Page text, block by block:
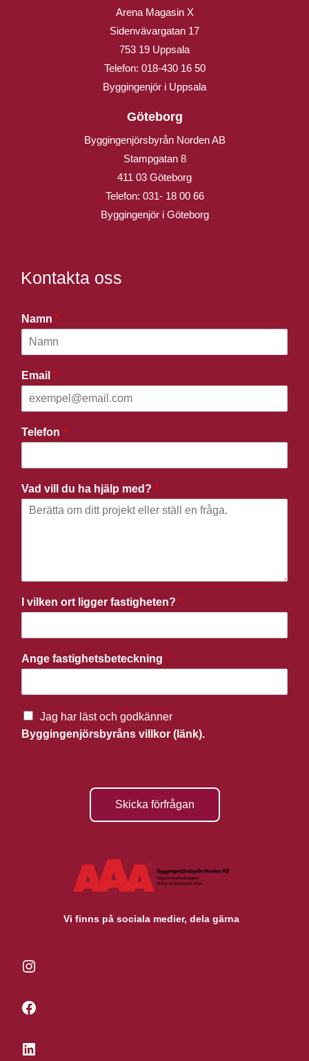
Arena Magasin X
Sidenvävargatan 17
753 19 Uppsala
Telefon: 018-430 16 50
Byggingenjör i Uppsala
Göteborg
Byggingenjörsbyrån Norden AB
Stampgatan 8
411 03 Göteborg
Telefon: 031- 18 00 66
Byggingenjör i Göteborg
Kontakta oss
Namn *
Email *
Telefon *
Vad vill du ha hjälp med? *
I vilken ort ligger fastigheten? *
Ange fastighetsbeteckning *
Jag har läst och godkänner
Byggingenjörsbyråns villkor (länk).
Skicka förfrågan
Vi finns på sociala medier, dela gärna
Instagram
Facebook
LinkedIn